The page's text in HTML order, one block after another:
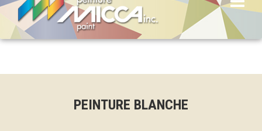
PEINTURE BLANCHE